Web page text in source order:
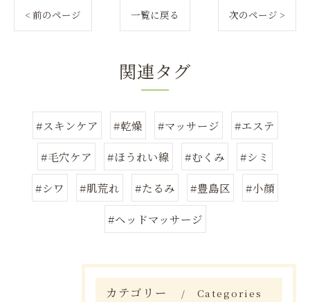
< 前のページ 一覧に戻る 次のページ >
関連タグ
#スキンケア #乾燥 #マッサージ #エステ
#毛穴ケア #ほうれい線 #むくみ #シミ
#シワ #肌荒れ #たるみ #豊島区 #小顔
#ヘッドマッサージ
カテゴリー Categories